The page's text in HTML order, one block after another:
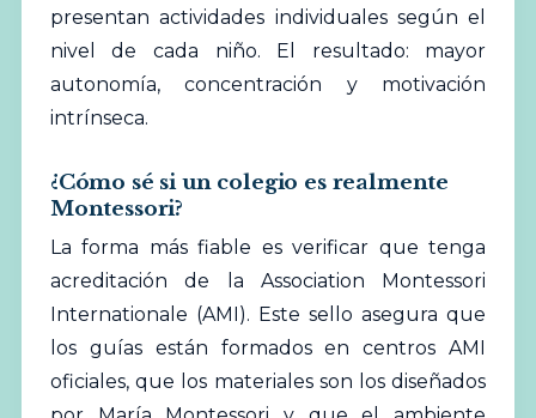
presentan actividades individuales según el
nivel de cada niño. El resultado: mayor
autonomía, concentración y motivación
intrínseca.
¿Cómo sé si un colegio es realmente
Montessori?
La forma más fiable es verificar que tenga
acreditación de la Association Montessori
Internationale (AMI). Este sello asegura que
los guías están formados en centros AMI
oficiales, que los materiales son los diseñados